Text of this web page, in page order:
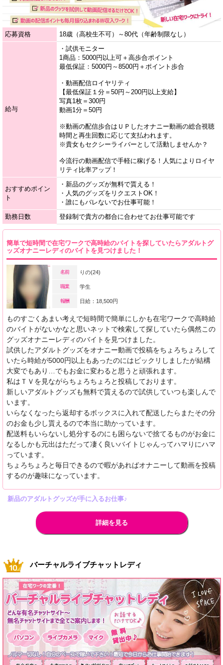
応募資格 18歳（高校生不可）～80代（年齢制限なし）
給与
・試供モニター
1商品：5000円以上可＋高歩合ポイント
最低保証：5000円～8500円＋ポイント歩合
・動画配信ロイヤリティ
【最低保証１分＝50円～200円以上支給】
写真1枚＝300円
動画1分＝50円
※動画の配信歩合はＵＰしたオナニー動画の総合視聴
時間と再生回数に応じて支払われます。
※貴女もセクシーライバーとして活動しませんか？
今流行の動画配信で手軽に稼げる！人気によりロイヤ
リティ比率アップ！
おすすめポイン
ト
・新品のグッズが無料で貰える！
・人気のグッズをリクエストOK！
・誰にもバレないでお仕事可能！
勤務日数
登録制で貴方の都合に合わせてお仕事可能です
簡単で短時間で在宅ワークで高時給のバイトを探していたらアダルトグ
ッズオナニーレディのバイトを見つけました！
名前 りの(24)
職業 学生
報酬 日給：18,500円
ものすごくあまい考えで短時間で簡単にしかも在宅ワークで高時給
のバイトがないかなと思いネットで検索して探していたら偶然この
グッズオナニーレディのバイトを見つけました。
試供したアダルトグッズをオナニー動画で投稿をちょろちょろして
いたら時給が5000円以上もあったのにはビックリしましたが結構
大変でもあり…でもお金に変わると思うと頑張れます。
私はＴＶを見ながらちょろちょろと投稿しております。
新しいアダルトグッズも無料で貰えるので試供していつも楽しんで
います。
いらなくなったら返却するボックスに入れて配送したらまたその分
のお金も少し貰えるので本当に助かっています。
配送料もいらないし処分するのにも困らないで捨てるものがお金に
なるしかも元出はただって凄く良いバイトじゃんってハマりにハマ
っています。
ちょろちょろと毎日できるので暇があればオナニーして動画を投稿
するのが趣味になっています。
新品のアダルトグッズが手に入るお仕事♪
詳細を見る
バーチャルライブチャットレディ